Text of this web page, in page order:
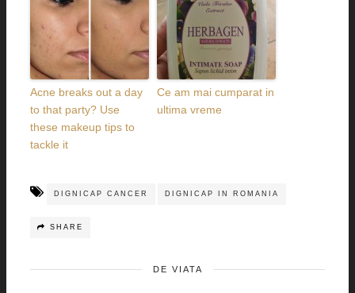
Acne breaks out a day
to that party? Use
these makeup tips to
tackle it
Ce am mai cumparat in
ultima vreme
DIGNICAP CANCER DIGNICAP IN ROMANIA
SHARE
DE VIATA